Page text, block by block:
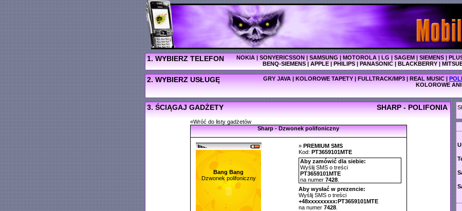
1. WYBIERZ TELEFON NOKIA|SONYERICSSON|SAMSUNG|MOTOROLA|LG|SAGEM|SIEMENS|
BENQ-SIEMENS|APPLE|PHILIPS|PANASONIC|BLACKBERRY|
2. WYBIERZ USŁUGĘ GRY JAVA | KOLOROWE TAPETY | FULLTRACK/MP3 | REAL MUSIC |
KOLOROWE
3. ŚCIĄGAJ GADŻETY SHARP - POLIFONIA
«Wróć do listy gadżetów
Sharp - Dzwonek polifoniczny
Bang Bang
Dzwonek polifoniczny
» PREMIUM SMS
Kod: PT3659101MTE
Aby zamówić dla siebie:
Wyślij SMS o treści
PT3659101MTE
na numer 7428.
Aby wysłać w prezencie:
Wyślij SMS o treści
+48xxxxxxxxx:PT3659101MTE
na numer 7428.